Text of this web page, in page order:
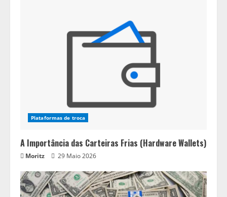
Plataformas de troca
A Importância das Carteiras Frias (Hardware Wallets)
Moritz 29 Maio 2026